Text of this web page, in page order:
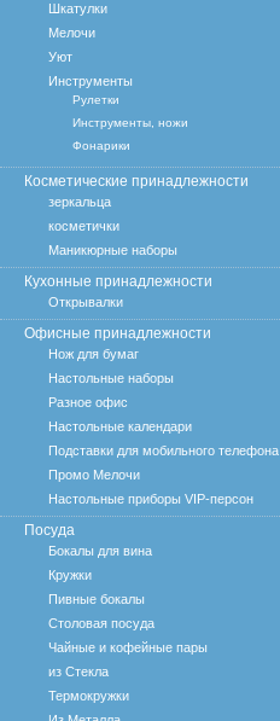
Шкатулки
Мелочи
Уют
Инструменты
Рулетки
Инструменты, ножи
Фонарики
Косметические принадлежности
зеркальца
косметички
Маникюрные наборы
Кухонные принадлежности
Открывалки
Офисные принадлежности
Нож для бумаг
Настольные наборы
Разное офис
Настольные календари
Подставки для мобильного телефона
Промо Мелочи
Настольные приборы VIP-персон
Посуда
Бокалы для вина
Кружки
Пивные бокалы
Столовая посуда
Чайные и кофейные пары
из Стекла
Термокружки